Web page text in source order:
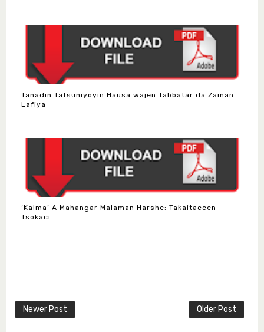
Tanadin Tatsuniyoyin Hausa wajen Tabbatar da Zaman
Lafiya
‘Kalma’ A Mahangar Malaman Harshe: Taƙaitaccen
Tsokaci
Newer Post Older Post